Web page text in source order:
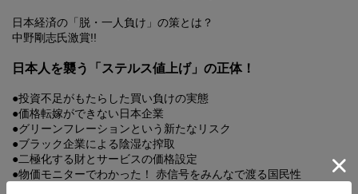
日本経済の「脱・一人負け」の策とは？
中野剛志氏激賞!!
日本人を襲う「ステルス値上げ」の正体！
●投資不足がもたらした買い負けの実態
●価格転嫁ができない日本企業
●グリーンフレーションという新たなリスク
●ブラック企業による陰湿な搾取
●二極化する財とサービスの価格設定
●物価モニターでわかった！ 赤信号をみんなで渡る国民性